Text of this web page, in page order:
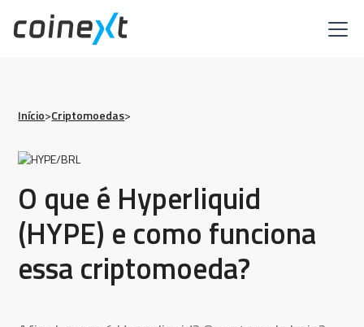
Início>Criptomoedas>
O que é Hyperliquid
(HYPE) e como funciona
essa criptomoeda?